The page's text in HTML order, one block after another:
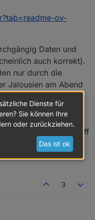
ov-
Daten und
auch korrekt).
nur durch die
Jalousien am Abend
Steckdose
und der Empfang
Assistant, einer Sonoff
3
Dienste für
Sie können Ihre
oder zurückziehen.
Das ist ok